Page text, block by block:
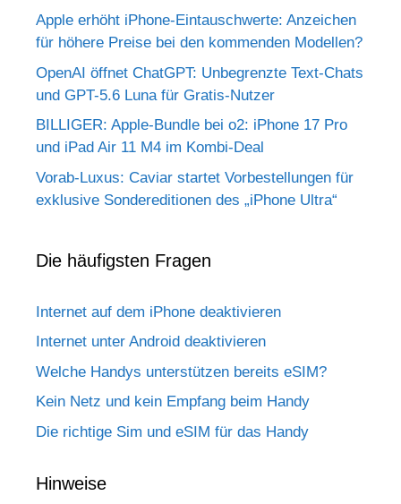
Apple erhöht iPhone-Eintauschwerte: Anzeichen
für höhere Preise bei den kommenden Modellen?
OpenAI öffnet ChatGPT: Unbegrenzte Text-Chats
und GPT-5.6 Luna für Gratis-Nutzer
BILLIGER: Apple-Bundle bei o2: iPhone 17 Pro
und iPad Air 11 M4 im Kombi-Deal
Vorab-Luxus: Caviar startet Vorbestellungen für
exklusive Sondereditionen des „iPhone Ultra“
Die häufigsten Fragen
Internet auf dem iPhone deaktivieren
Internet unter Android deaktivieren
Welche Handys unterstützen bereits eSIM?
Kein Netz und kein Empfang beim Handy
Die richtige Sim und eSIM für das Handy
Hinweise